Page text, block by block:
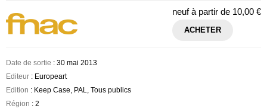
neuf à partir de 10,00 €
ACHETER
Date de sortie : 30 mai 2013
Editeur : Europeart
Edition : Keep Case, PAL, Tous publics
Région : 2